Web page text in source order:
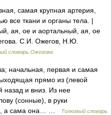
самая крупная артерия,
все ткани и органы тела. |
ая, ое и аортальный, ая, ое
С.И. Ожегов, Н.Ю.
словарь Ожегова
начальная, первая и самая
прямо из (левой
назад и вниз. Из нее
(сонные), в руки
а сама она… …
Толковый словарь